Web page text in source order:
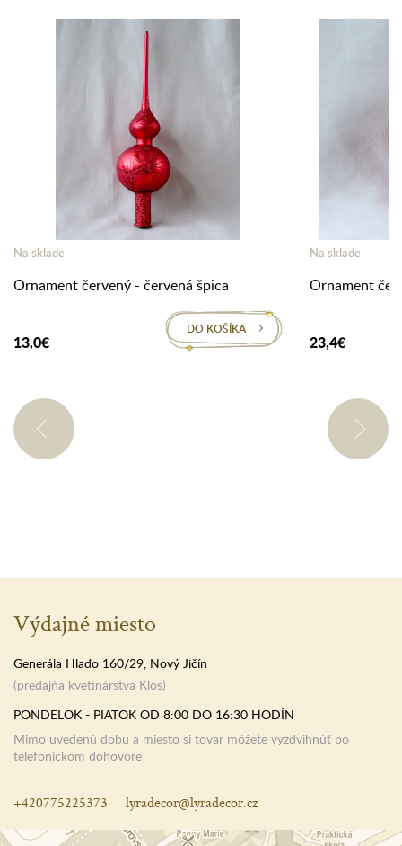
Na sklade
Ornament červený - červená špica
13,0€
DO KOŠÍKA
Na sklade
Ornament
23,4€
Výdajné miesto
Generála Hlaďo 160/29, Nový Jičín
(predajňa kvetinárstva Klos)
PONDELOK - PIATOK OD 8:00 DO 16:30 HODÍN
Mimo uvedenú dobu a miesto si tovar môžete vyzdvihnúť po
telefonickom dohovore
+420775225373 lyradecor@lyradecor.cz